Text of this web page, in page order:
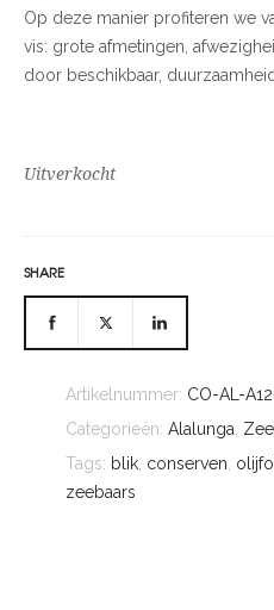
Op deze manier profiteren we
vis: grote afmetingen,
door beschikbaar,
Uitverkocht
SHARE
Artikelnummer: CO-AL-
Categorieën: Alalunga
Tags: blik conserven
zeebaars